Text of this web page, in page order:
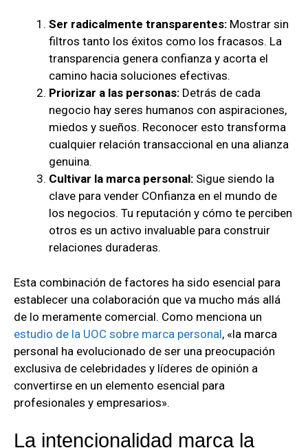
Ser radicalmente transparentes: Mostrar sin
filtros tanto los éxitos como los fracasos. La
transparencia genera confianza y acorta el
camino hacia soluciones efectivas.
Priorizar a las personas: Detrás de cada
negocio hay seres humanos con aspiraciones,
miedos y sueños. Reconocer esto transforma
cualquier relación transaccional en una alianza
genuina.
Cultivar la marca personal: Sigue siendo la
clave para vender COnfianza en el mundo de
los negocios. Tu reputación y cómo te perciben
otros es un activo invaluable para construir
relaciones duraderas.
Esta combinación de factores ha sido esencial para
establecer una colaboración que va mucho más allá
de lo meramente comercial. Como menciona un
estudio de la UOC sobre marca personal, «la marca
personal ha evolucionado de ser una preocupación
exclusiva de celebridades y líderes de opinión a
convertirse en un elemento esencial para
profesionales y empresarios».
La intencionalidad marca la